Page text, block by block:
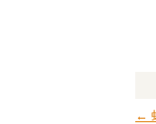
投
←